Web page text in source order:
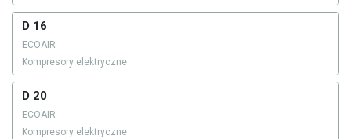
D 16
ECOAIR
Kompresory elektryczne
D 20
ECOAIR
Kompresory elektryczne